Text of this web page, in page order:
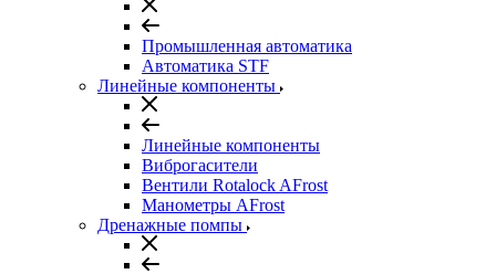
Промышленная автоматика
Автоматика STF
Линейные компоненты
Линейные компоненты
Виброгасители
Вентили Rotalock AFrost
Манометры AFrost
Дренажные помпы